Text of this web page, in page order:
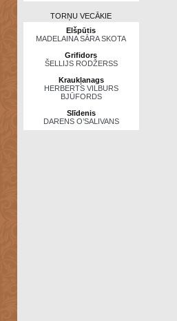
TORŅU VECĀKIE
Elšpūtis
MADELAINA SĀRA SKOTA
Grifidors
ŠELLIJS RODŽERSS
Kraukļanags
HERBERTS VILBURS
BJŪFORDS
Slīdenis
DARENS O’SALIVANS